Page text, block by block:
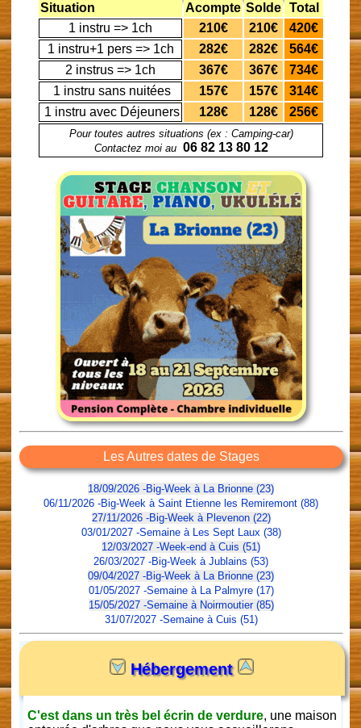
Situation
Acompte Solde Total
1 instru => 1ch
210€ 210€
420€
1 instru+1 pers => 1ch
282€ 282€
564€
2 instrus => 1ch
367€ 367€
734€
1 instru sans nuitées
157€ 157€
314€
1 instru avec Déjeuners
128€ 128€ 256€
Pour toutes autres situations (ex : Camping-car)
Contactez moi au 06 82 13 80 12
Les Autres dates de Stages
18/09/2026 -Big-Week à La Brionne (23)
06/11/2026 -Big-Week à Saint Etienne les Remiremont (88)
27/11/2026 -Big-Week à Plevenon (22)
03/01/2027 -Semaine à Les Sept Laux (38)
12/03/2027 -Week-end à Cuis (51)
26/03/2027 -Big-Week à Jublains (53)
09/04/2027 -Big-Week à La Brionne (23)
01/05/2027 -Semaine à La Palmyre (17)
15/05/2027 -Semaine à Noirmoutier (85)
31/07/2027 -Semaine à Cuis (51)
Hébergement
C'est dans un très bel écrin de verdure, une maison